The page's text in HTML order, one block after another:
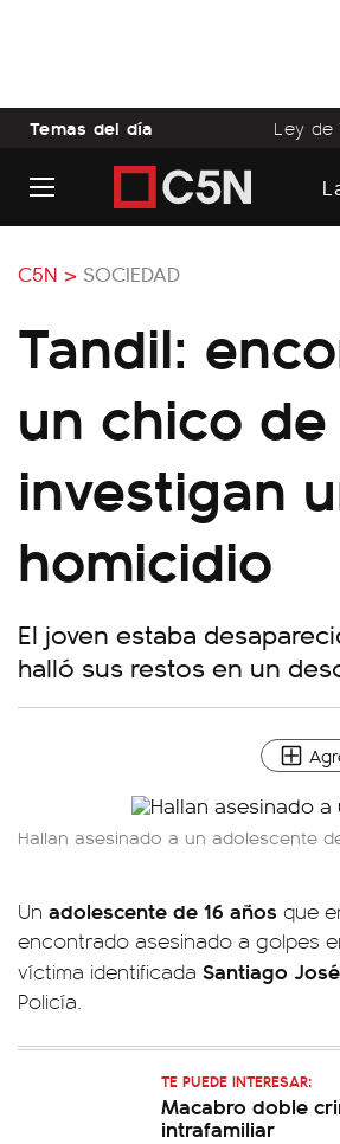
Temas del día Ley de
C5N > SOCIEDAD
Tandil:
un chico de
investigan
homicidio
El joven estaba
halló sus restos en un
Hallan asesinado a un adolescente
Un adolescente de 16 años que
encontrado asesinado a golpes
víctima identificada Santiago
Policía.
TE PUEDE INTERESAR:
Macabro doble
intrafamiliar